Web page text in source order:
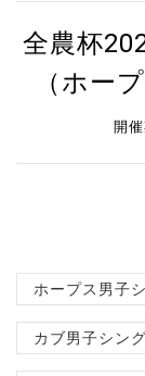
全農杯
（ホー
開
ホープス男子
カブ男子シン